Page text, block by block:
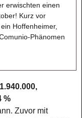
erwischten einen
Kurz vor
Hoffenheimer,
Phänomen
%
Zuvor mit